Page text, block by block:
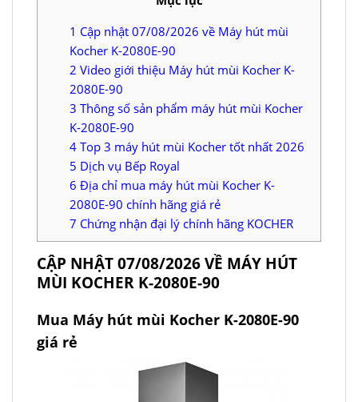
1 Cập nhật 07/08/2026 về Máy hút mùi
Kocher K-2080E-90
2 Video giới thiệu Máy hút mùi Kocher K-
2080E-90
3 Thông số sản phẩm máy hút mùi Kocher
K-2080E-90
4 Top 3 máy hút mùi Kocher tốt nhất 2026
5 Dịch vụ Bếp Royal
6 Địa chỉ mua máy hút mùi Kocher K-
2080E-90 chính hãng giá rẻ
7 Chứng nhận đại lý chính hãng KOCHER
CẬP NHẬT 07/08/2026 VỀ MÁY HÚT
MÙI KOCHER K-2080E-90
Mua Máy hút mùi Kocher K-2080E-90
giá rẻ